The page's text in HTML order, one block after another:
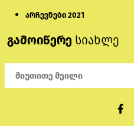
არჩევნები 2021
გამოიწერე სიახლე